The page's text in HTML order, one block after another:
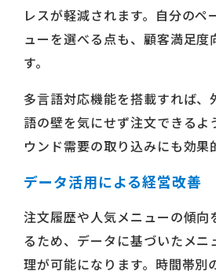
レスが軽減されます。自分のペ
ューを選べる点も、顧客満足度
す。
多言語対応機能を搭載すれば、
語の壁を気にせず注文できるよ
ウンド需要の取り込みにも効果
データ活用による経営改善
注文履歴や人気メニューの傾向
るため、データに基づいたメニ
理が可能になります。時間帯別